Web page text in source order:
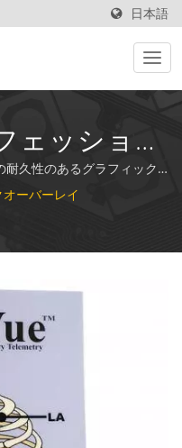
日本語
ェッショナ
フィックオ
ーション
久性のあるグラフィック
ン印刷、耐傷、UV耐性。
ーバーレイ